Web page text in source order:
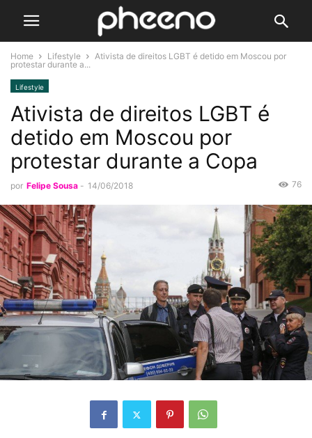
Home Lifestyle
Ativista de direitos LGBT é detido em Moscou por
protestar durante a...
Lifestyle
Ativista de direitos LGBT é
detido em Moscou por
protestar durante a Copa
por Felipe Sousa - 14/06/2018 76